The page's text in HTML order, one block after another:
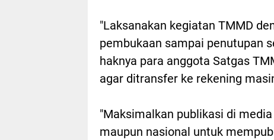
"Laksanakan kegiatan TMMD
pembukaan sampai penutupan
haknya para anggota Satgas
agar ditransfer ke rekening
"Maksimalkan publikasi di
maupun nasional untuk